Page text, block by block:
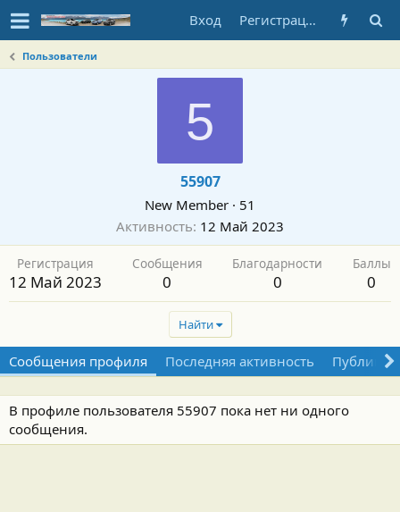
Вход Регистрация
Пользователи
5
55907
New Member · 51
Активность 12 Май 2023
Регистрация
12 Май 2023
Сообщения
0
Благодарности
0
Баллы
0
Найти
Сообщения профиля Последняя активность
В профиле пользователя 55907 пока нет ни одного
сообщения.